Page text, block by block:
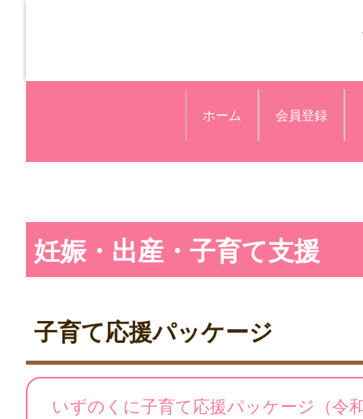
ホーム 会員登録
妊娠・出産・子育て支援
子育て応援パッケージ
いずのくに子育て応援パッケージ（令